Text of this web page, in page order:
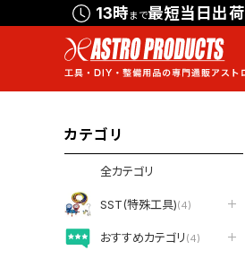
13時まで最短当日出荷
カテゴリ
全カテゴリ
SST(特殊工具)(4)
おすすめカテゴリ (4)